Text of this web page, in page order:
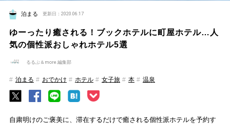
泊まる 更新日：2020.06.17
ゆーったり癒される！ブックホテルに町屋ホテル…人
気の個性派おしゃれホテル5選
るるぶ＆more.編集部
泊まる おでかけ ホテル 女子旅 本 温泉
自粛明けのご褒美に、滞在するだけで癒される個性派ホテルを予約す